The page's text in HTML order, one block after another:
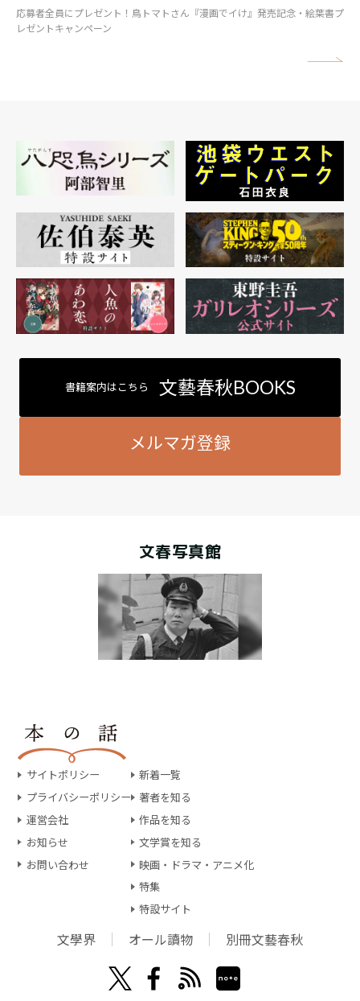
応募者全員にプレゼント！鳥トマトさん『漫画でイけ』発売記念・絵葉書プ
レゼントキャンペーン
書籍案内はこちら 文藝春秋BOOKS
メルマガ登録
文春写真館
サイトポリシー
プライバシーポリシー
運営会社
お知らせ
お問い合わせ
新着一覧
著者を知る
作品を知る
文学賞を知る
映画・ドラマ・アニメ化
特集
特設サイト
文學界 オール讀物 別冊文藝春秋